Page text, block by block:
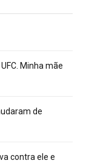
Minha mãe
de
contra ele e